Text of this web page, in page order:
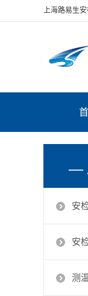
上海路易生安
—
安
安
测